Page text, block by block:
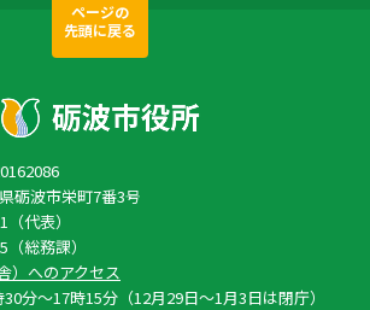
ページの
先頭に戻る
砺波市栄町7番3号
代表）
総務課）
）へのアクセス
分〜17時15分（12月29日〜1月3日は閉庁）